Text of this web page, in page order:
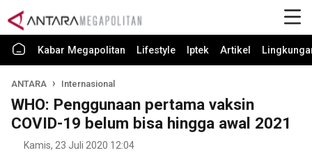
Kabar Megapolitan Lifestyle Iptek Artikel
ANTARA Internasional
WHO: Penggunaan pertama vaksin
COVID-19 belum bisa hingga awal 2021
Kamis, 23 Juli 2020 12:04